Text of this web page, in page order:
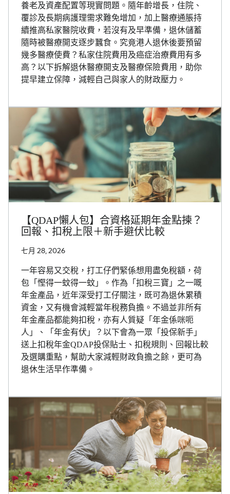
養老及資產配置等現實問題。隨年齡增長，住院、
覆診及長期病護理需求難免增加，加上醫療通脹持
續推高私家醫院收費，若沒有及早準備，退休儲蓄
隨時被醫療開支逐步蠶食。究竟港人退休後要預留
幾多醫療使費？私家住院費用及癌症治療費用有多
高？以下拆解退休醫療開支及醫療保險費用，助你
提早建立保障，減輕自己與家人的財政壓力。
【QDAP懶人包】合資格延期年金點揀？
回報、扣稅上限＋新手避伏比較
七月 28, 2026
一年容易又交稅，打工仔們緊係想用盡免稅額，荷
包「慳得一蚊得一蚊」。作為「扣稅三寶」之一嘅
年金產品，近年深受打工仔關注，既可為退休累積
資金，又有機會減輕當年稅務負擔。不過並非所有
年金產品都能夠扣稅，亦有人質疑「年金係咪呃
人」、「年金有伏」？以下會為一眾「投保新手」
送上扣稅年金QDAP投保貼士、扣稅規則、回報比較
及選購重點，幫助大家減輕財政負擔之餘，更可為
退休生活早作準備。